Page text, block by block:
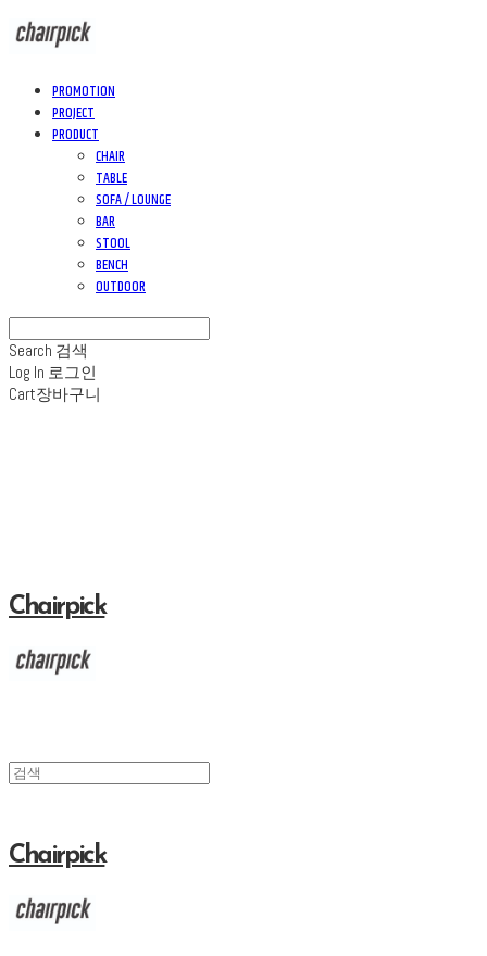
PROMOTION
PROJECT
PRODUCT
CHAIR
TABLE
SOFA / LOUNGE
BAR
STOOL
BENCH
OUTDOOR
Search 검색
Log In 로그인
Cart장바구니
Chairpick
Chairpick